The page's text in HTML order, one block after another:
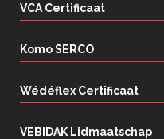
VCA Certificaat
Komo SERCO
Wédéflex Certificaat
VEBIDAK Lidmaatschap